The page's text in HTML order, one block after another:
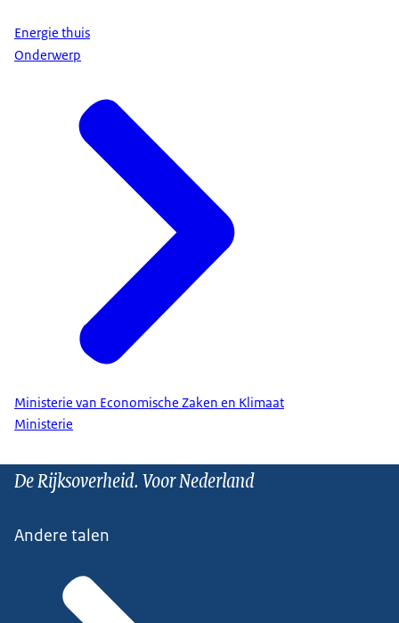
Energie thuis
Onderwerp
Ministerie van Economische Zaken en Klimaat
Ministerie
De Rijksoverheid. Voor Nederland
Andere talen